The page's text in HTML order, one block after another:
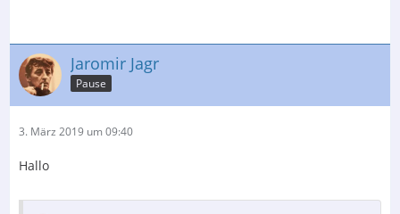
Jaromir Jagr
Pause
3. März 2019 um 09:40
Hallo